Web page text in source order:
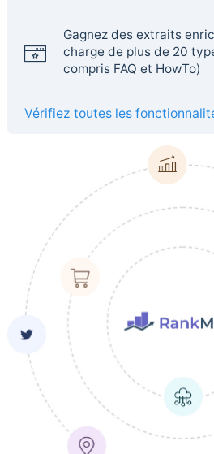
Gagnez des extraits
charge de plus de 20
compris FAQ et HowTo)
Vérifiez toutes les